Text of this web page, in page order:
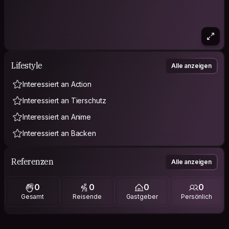
Lifestyle Alle anzeigen
Interessiert an Action
Interessiert an Tierschutz
Interessiert an Anime
Interessiert an Backen
Referenzen Alle anzeigen
0
Gesamt
0
Reisende
0
Gastgeber
0
Persönlich